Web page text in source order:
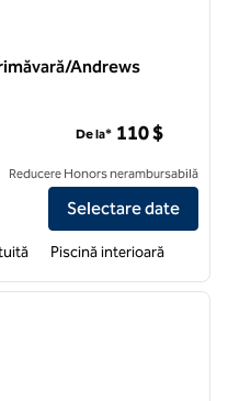
Andrews
Inn & Suites Camp
De la* 110 $
Reducere Honors nerambursabilă
Selectare date
Piscină interioară